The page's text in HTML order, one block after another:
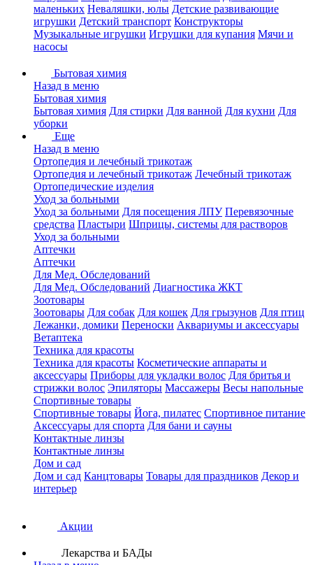
маленьких Неваляшки, юлы Детские развивающие
игрушки Детский транспорт Конструкторы
Музыкальные игрушки Игрушки для купания Мячи и
насосы
Бытовая химия
Назад в меню
Бытовая химия
Бытовая химия Для стирки Для ванной Для кухни Для
уборки
Еще
Назад в меню
Ортопедия и лечебный трикотаж
Ортопедия и лечебный трикотаж Лечебный трикотаж
Ортопедические изделия
Уход за больными
Уход за больными Для посещения ЛПУ Перевязочные
средства Пластыри Шприцы, системы для растворов
Уход за больными
Аптечки
Аптечки
Для Мед. Обследований
Для Мед. Обследований Диагностика ЖКТ
Зоотовары
Зоотовары Для собак Для кошек Для грызунов Для птиц
Лежанки, домики Переноски Аквариумы и аксессуары
Ветаптека
Техника для красоты
Техника для красоты Косметические аппараты и
аксессуары Приборы для укладки волос Для бритья и
стрижки волос Эпиляторы Массажеры Весы напольные
Спортивные товары
Спортивные товары Йога, пилатес Спортивное питание
Аксессуары для спорта Для бани и сауны
Контактные линзы
Контактные линзы
Дом и сад
Дом и сад Канцтовары Товары для праздников Декор и
интерьер
Акции
Лекарства и БАДы